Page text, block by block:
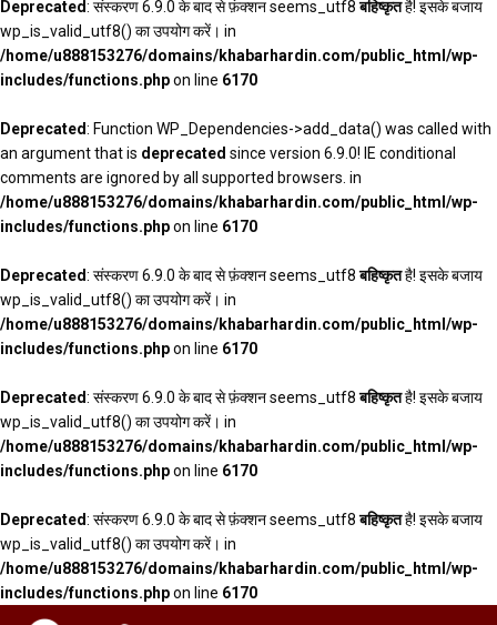
Deprecated: संस्करण 6.9.0 के बाद से फ़ंक्शन seems_utf8बहिष्कृतहै! इसके बजाय
wp_is_valid_utf8() का उपयोग करें। in
/home/u888153276/domains/khabarhardin.com/public_html/wp-
includes/functions.phpon line 6170
Deprecated: Function WP_Dependencies->add_data() was called with
an argument that is deprecated since version 6.9.0! IE conditional
comments are ignored by all supported browsers. in
/home/u888153276/domains/khabarhardin.com/public_html/wp-
includes/functions.phpon line 6170
Deprecated: संस्करण 6.9.0 के बाद से फ़ंक्शन seems_utf8बहिष्कृतहै! इसके बजाय
wp_is_valid_utf8() का उपयोग करें। in
/home/u888153276/domains/khabarhardin.com/public_html/wp-
includes/functions.phpon line 6170
Deprecated: संस्करण 6.9.0 के बाद से फ़ंक्शन seems_utf8बहिष्कृतहै! इसके बजाय
wp_is_valid_utf8() का उपयोग करें। in
/home/u888153276/domains/khabarhardin.com/public_html/wp-
includes/functions.phpon line 6170
Deprecated: संस्करण 6.9.0 के बाद से फ़ंक्शन seems_utf8बहिष्कृतहै! इसके बजाय
wp_is_valid_utf8() का उपयोग करें। in
/home/u888153276/domains/khabarhardin.com/public_html/wp-
includes/functions.phpon line 6170